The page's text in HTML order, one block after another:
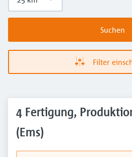
Suchen
Filter
4 Fertigung,
(Ems)